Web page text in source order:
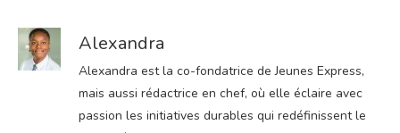
Alexandra
Alexandra est la co-fondatrice de Jeunes Express,
mais aussi rédactrice en chef, où elle éclaire avec
passion les initiatives durables qui redéfinissent le